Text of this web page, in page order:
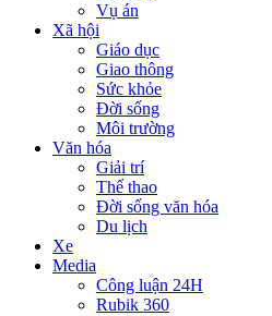
Vụ án
Xã hội
Giáo dục
Giao thông
Sức khỏe
Đời sống
Môi trường
Văn hóa
Giải trí
Thể thao
Đời sống văn hóa
Du lịch
Xe
Media
Công luận 24H
Rubik 360